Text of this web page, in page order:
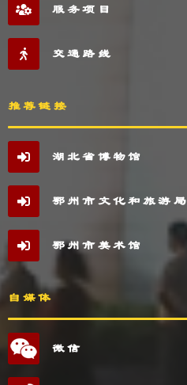
服务项目
交通路线
推荐链接
湖北省博物馆
鄂州市文化和旅游局
鄂州市美术馆
自媒体
微信